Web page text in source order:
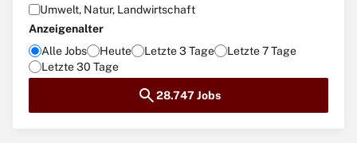
Umwelt, Natur, Landwirtschaft
Anzeigenalter
Alle Jobs
Heute Letzte 3 Tage
Letzte 7 Tage
Letzte 30 Tage
search28.747 Jobs